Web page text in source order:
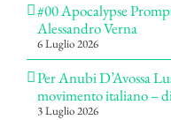
#00 Apocalypse
Alessandro Verna
6 Luglio 2026
Per Anubi D’Avossa
movimento italiano –
3 Luglio 2026